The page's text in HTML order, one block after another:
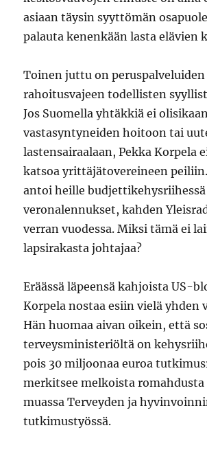
asiaan täysin syyttömän
palauta kenenkään lasta elävien
Toinen juttu on peruspalveluiden
rahoitusvajeen todellisten
Jos Suomella yhtäkkiä ei
vastasyntyneiden hoitoon tai
lastensairaalaan, Pekka Korpela
katsoa yrittäjätovereineen
antoi heille
veronalennukset, kahden
verran vuodessa. Miksi tämä ei
lapsirakasta johtajaa?
Eräässä läpeensä kahjoista US-
Korpela nostaa esiin vielä yhden
Hän huomaa aivan oikein, että
terveysministeriöltä on
pois 30 miljoonaa euroa
merkitsee melkoista
muassa Terveyden ja
tutkimustyössä.